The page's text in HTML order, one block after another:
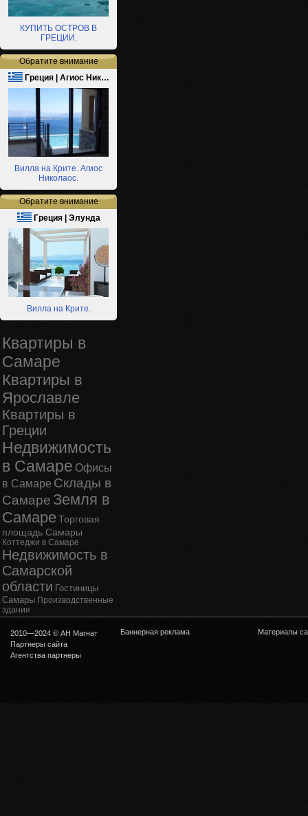
КУПИТЬ ОСТРОВ В
ГРЕЦИИ.
Обратите внимание
Греция | Агиос Ник…
Вилла на Крите. Агиос
Николаос.
Обратите внимание
Греция | Элунда
Вилла на Крите.
Квартиры в
Самаре
Квартиры в
Ярославле
Квартиры в
Греции
Недвижимость
в Самаре Офисы
в Самаре Склады в
Самаре Земля в
СамареТорговая
площадь Самары
Коттеджи в Самаре
Недвижимость в
Самарской
области Гостиницы
Самары Производственные
здания
2010—2024 © АН Магнат
Партнеры сайта
Агентства партнеры
Баннерная реклама Материалы